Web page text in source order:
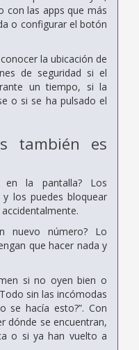
con las apps que más
o configurar el botón
la ubicación de
de seguridad si el
un tiempo, si la
o si se ha pulsado el
también es
en la pantalla? Los
los puedes bloquear
nuevo número? Lo
que hacer nada y
si no oyen bien o
sin las incómodas
se hacía esto?”. Con
dónde se encuentran,
o si ya han vuelto a